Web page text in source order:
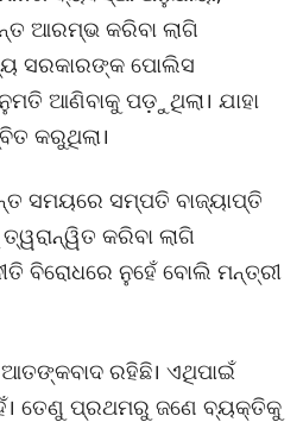
ଆରମ୍ଭ କରିବା ଲାଗି
ସରକାରଙ୍କ ପୋଲିସ
ଆଣିବାକୁ ପଡ଼ୁଥିଲା। ଯାହା
କରୁଥିଲା।
ସମୟରେ ସମ୍ପତି ବାଜ୍ୟାପ୍ତି
କରିବା ଲାଗି
ବିରୋଧରେ ନୁହେଁ ବୋଲି ମନ୍ତ୍ରୀ
ରହିଛି। ଏଥିପାଇଁ
ତେଣୁ ପ୍ରଥମରୁ ଜଣେ ବ୍ୟକ୍ତିକୁ